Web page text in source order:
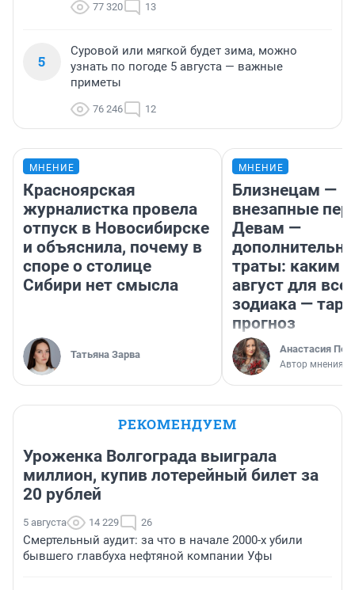
77 320 13
5
Суровой или мягкой будет зима, можно
узнать по погоде 5 августа — важные
приметы
76 246 12
МНЕНИЕ
Красноярская
журналистка провела
отпуск в Новосибирске
и объяснила, почему в
споре о столице
Сибири нет смысла
Татьяна Зарва
МНЕНИЕ
Близнецам —
внезапные
Девам —
траты: каким
август для
зодиака —
прогноз
Анастасия
Автор мнения
РЕКОМЕНДУЕМ
Уроженка Волгограда выиграла
миллион, купив лотерейный билет за
20 рублей
5 августа 14 229 26
Смертельный аудит: за что в начале 2000-х убили
бывшего главбуха нефтяной компании Уфы